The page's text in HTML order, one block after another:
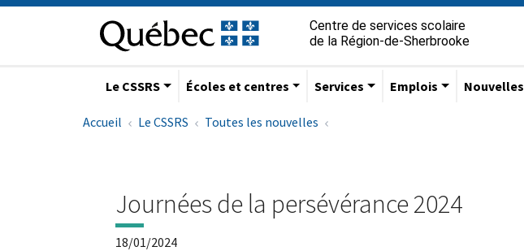
Aller à la navigation principale
Aller au contenu principal
Passer au pied de page
au
contenu
Centre de services scolaire
de la Région-de-Sherbrooke
Le CSSRS Écoles et centres Services Emplois Nouvelles
Accueil Le CSSRS Toutes les nouvelles
Journées de la persévérance 2024
18/01/2024